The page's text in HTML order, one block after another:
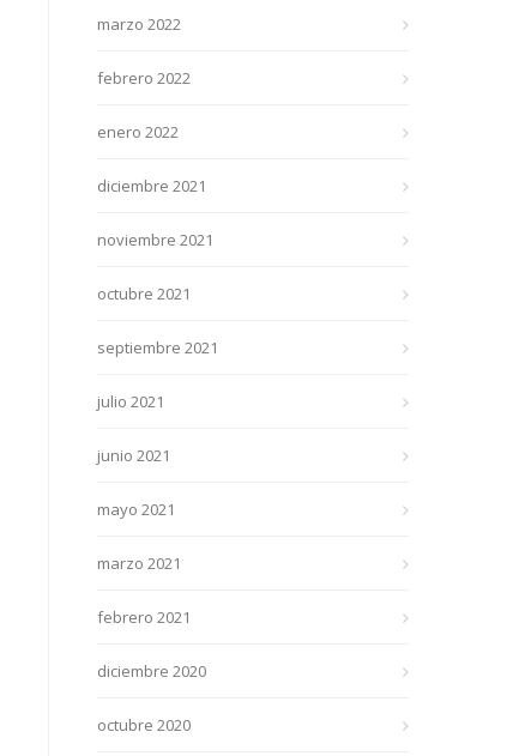
marzo 2022
febrero 2022
enero 2022
diciembre 2021
noviembre 2021
octubre 2021
septiembre 2021
julio 2021
junio 2021
mayo 2021
marzo 2021
febrero 2021
diciembre 2020
octubre 2020